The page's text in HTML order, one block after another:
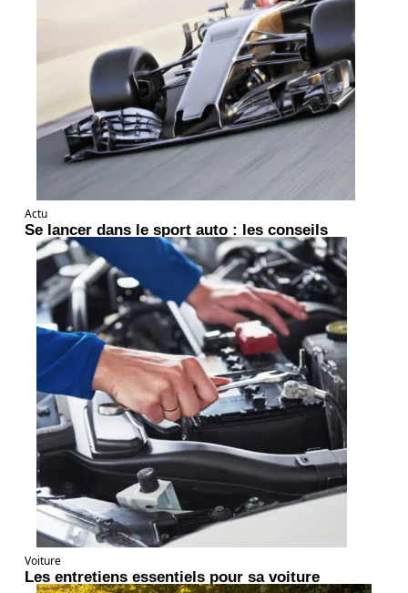
Actu
Se lancer dans le sport auto : les conseils
Voiture
Les entretiens essentiels pour sa voiture